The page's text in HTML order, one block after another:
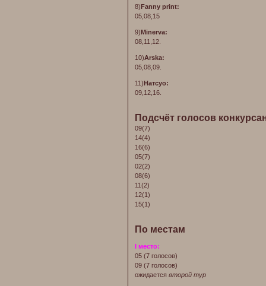
8)Fanny print:
05,08,15
9)Minerva:
08,11,12.
10)Arska:
05,08,09.
11)Натсуо:
09,12,16.
Подсчёт голосов
09(7)
14(4)
16(6)
05(7)
02(2)
08(6)
11(2)
12(1)
15(1)
По местам
I место:
05 (7 голосов)
09 (7 голосов)
ожидается второй тур